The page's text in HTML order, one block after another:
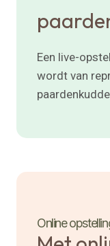
Een live-
wordt van
paardenkudde.
Online